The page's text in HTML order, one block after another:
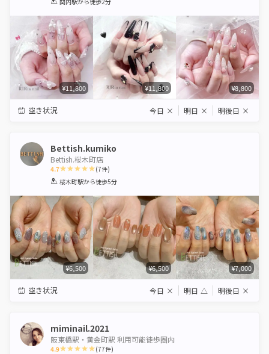
¥11,800 ¥11,800 ¥8,800
空き状況 今日 × 明日 × 明後日 ×
Bettish.kumiko
Bettish.桜木町店
4.7
1 2 3 4 5
(7件)
桜木町駅から徒歩5分
¥6,500 ¥6,500 ¥7,000
空き状況 今日 × 明日 △ 明後日 ×
miminail.2021
阪東橋駅・黄金町駅 利用可能徒歩圏内
4.9 (77件)